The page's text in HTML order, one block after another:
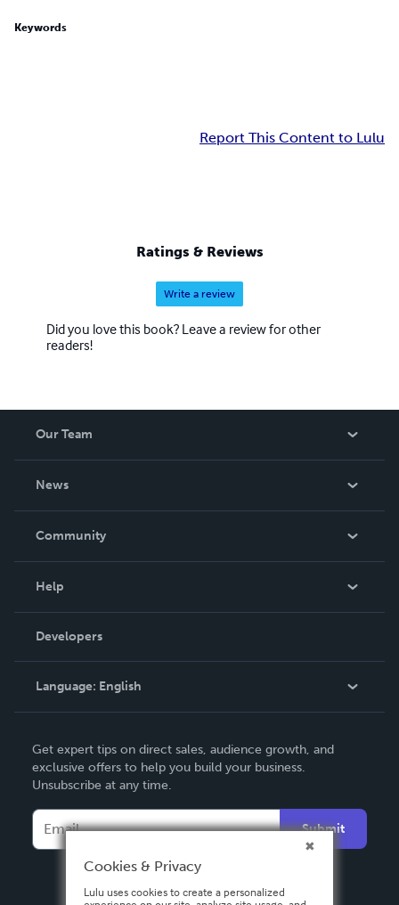
Keywords
Report This Content to Lulu
Ratings & Reviews
Write a review
Did you love this book? Leave a review for other
readers!
Our Team
News
In The News
Community
Podcast
Help
Order Lookup
Knowledge Base
Contact Support
Developers
Language: English
Deutsch
Français
Italiano
Español
Get expert tips on direct sales, audience growth, and
exclusive offers to help you build your business.
Unsubscribe at any time.
Submit
Cookies & Privacy
Lulu uses cookies to create a personalized